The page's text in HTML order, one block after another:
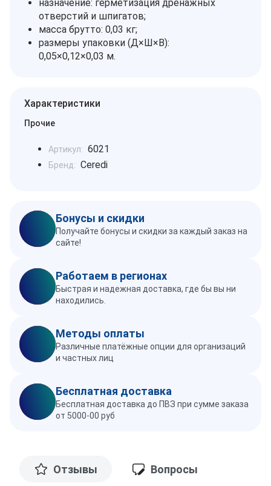
назначение: герметизация дренажных
отверстий и шпигатов;
масса брутто: 0,03 кг;
размеры упаковки (Д×Ш×В):
0,05×0,12×0,03 м.
Характеристики
Прочие
Артикул: 6021
Бренд: Ceredi
Бонусы и скидки
Получайте бонусы и скидки за каждый заказ на
сайте!
Работаем в регионах
Быстрая и надежная доставка, где бы вы ни
находились.
Методы оплаты
Различные платёжные опции для организаций
и частных лиц
Бесплатная доставка
Бесплатная доставка до ПВЗ при сумме заказа
от 5000-00 руб
Отзывы Вопросы